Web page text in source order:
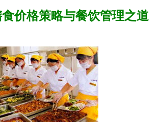
价格策略与餐饮管理之道